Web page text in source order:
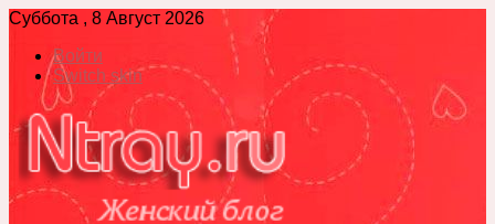
Суббота , 8 Август 2026
Войти
Switch skin